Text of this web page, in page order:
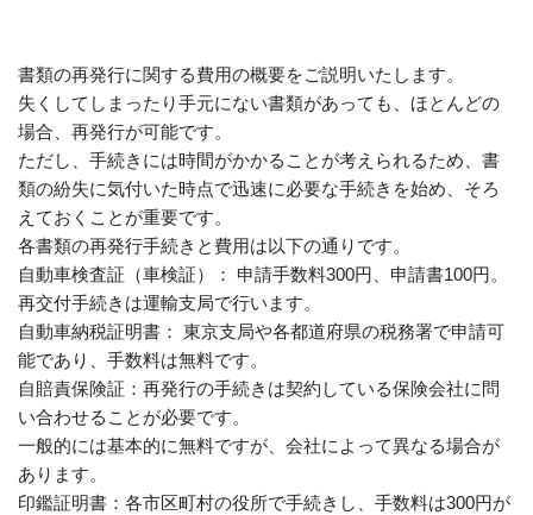
書類の再発行に関する費用の概要をご説明いたします。
失くしてしまったり手元にない書類があっても、ほとんどの
場合、再発行が可能です。
ただし、手続きには時間がかかることが考えられるため、書
類の紛失に気付いた時点で迅速に必要な手続きを始め、そろ
えておくことが重要です。
各書類の再発行手続きと費用は以下の通りです。
自動車検査証（車検証）： 申請手数料300円、申請書100円。
再交付手続きは運輸支局で行います。
自動車納税証明書： 東京支局や各都道府県の税務署で申請可
能であり、手数料は無料です。
自賠責保険証：再発行の手続きは契約している保険会社に問
い合わせることが必要です。
一般的には基本的に無料ですが、会社によって異なる場合が
あります。
印鑑証明書：各市区町村の役所で手続きし、手数料は300円が